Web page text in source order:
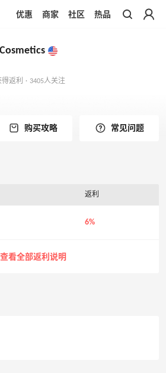
优惠 商家 社区 热品
返利 · 3405人关注
购买攻略 常见问题
返利
6%
查看全部返利说明